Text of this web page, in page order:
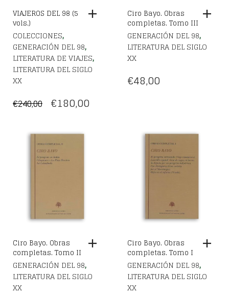
VIAJEROS DEL 98 (5
vols.)
COLECCIONES,
GENERACIÓN DEL 98,
LITERATURA DE VIAJES,
LITERATURA DEL SIGLO
XX
€240,00 EL
ORIGINAL
ERA:
€240,00.
€180,00
Ciro Bayo. Obras
completas. Tomo III
GENERACIÓN DEL 98,
LITERATURA DEL SIGLO
XX
€48,00
Ciro Bayo. Obras
completas. Tomo II
GENERACIÓN DEL 98,
LITERATURA DEL SIGLO
XX
Ciro Bayo. Obras
completas. Tomo I
GENERACIÓN DEL 98,
LITERATURA DEL SIGLO
XX